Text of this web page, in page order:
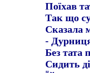
Поїхав
Так що
Сказала
-
Без тата
Сидить